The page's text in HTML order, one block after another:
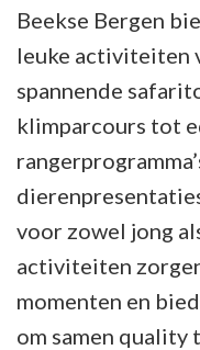
Beekse Bergen
leuke activiteiten
spannende
klimparcours tot
voor zowel jong
activiteiten
momenten en
om samen quality